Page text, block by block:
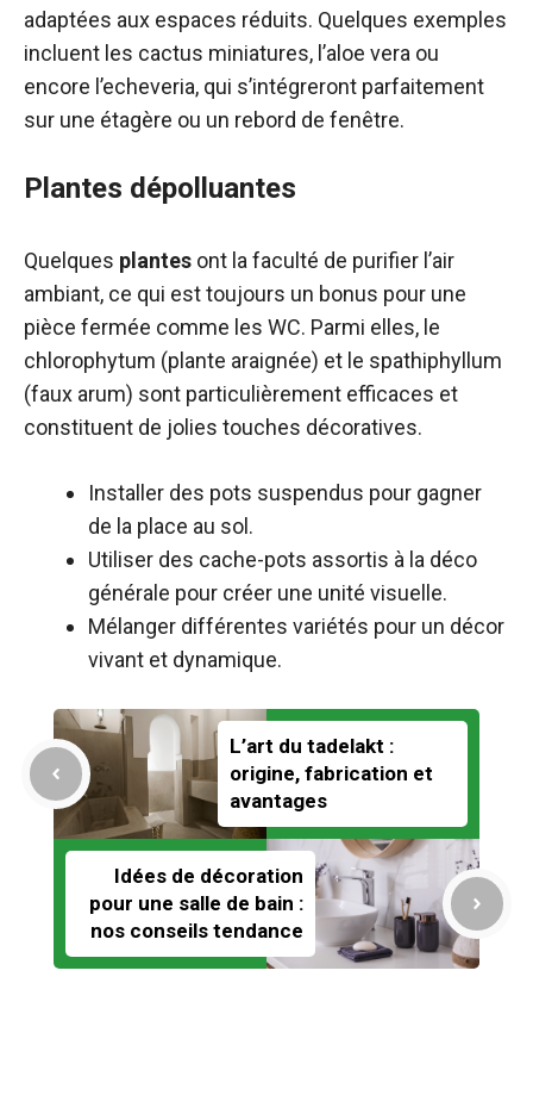
adaptées aux espaces réduits. Quelques exemples
incluent les cactus miniatures, l’aloe vera ou
encore l’echeveria, qui s’intégreront parfaitement
sur une étagère ou un rebord de fenêtre.
Plantes dépolluantes
Quelques plantes ont la faculté de purifier l’air
ambiant, ce qui est toujours un bonus pour une
pièce fermée comme les WC. Parmi elles, le
chlorophytum (plante araignée) et le spathiphyllum
(faux arum) sont particulièrement efficaces et
constituent de jolies touches décoratives.
Installer des pots suspendus pour gagner
de la place au sol.
Utiliser des cache-pots assortis à la déco
générale pour créer une unité visuelle.
Mélanger différentes variétés pour un décor
vivant et dynamique.
L’art du tadelakt :
origine, fabrication et
avantages
Idées de décoration
pour une salle de bain :
nos conseils tendance